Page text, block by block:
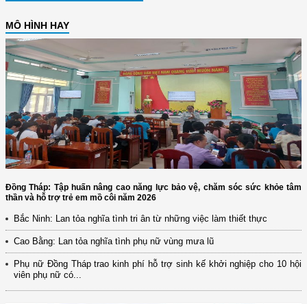
MÔ HÌNH HAY
Đồng Tháp: Tập huấn nâng cao năng lực bảo vệ, chăm sóc sức khỏe tâm
thần và hỗ trợ trẻ em mồ côi năm 2026
Bắc Ninh: Lan tỏa nghĩa tình tri ân từ những việc làm thiết thực
Cao Bằng: Lan tỏa nghĩa tình phụ nữ vùng mưa lũ
Phụ nữ Đồng Tháp trao kinh phí hỗ trợ sinh kế khởi nghiệp cho 10 hội
viên phụ nữ có...